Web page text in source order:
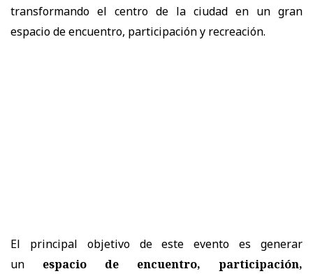
transformando el centro de la ciudad en un gran
espacio de encuentro, participación y recreación.
El principal objetivo de este evento es generar
un
espacio de encuentro, participación,